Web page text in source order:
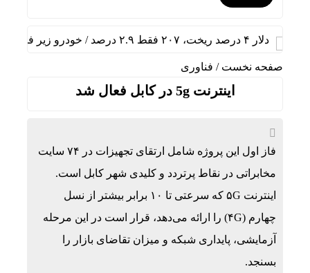
دلار ۴ درصد ریخت، ۲۰۷ فقط ۲.۹ درصد / خودرو زیر فشار دلار کوتاه می‌آید؟
صفحه نخست / فناوری
اینترنت 5g در کابل فعال شد
فاز اول این پروژه شامل ارتقای تجهیزات در ۷۴ سایت
مخابراتی در نقاط پرتردد و کلیدی شهر کابل است.
اینترنت ۵G که سرعتی تا ۱۰ برابر بیشتر از نسل
چهارم (۴G) را ارائه می‌دهد، قرار است در این مرحله
آزمایشی، پایداری شبکه و میزان تقاضای بازار را
بسنجد.